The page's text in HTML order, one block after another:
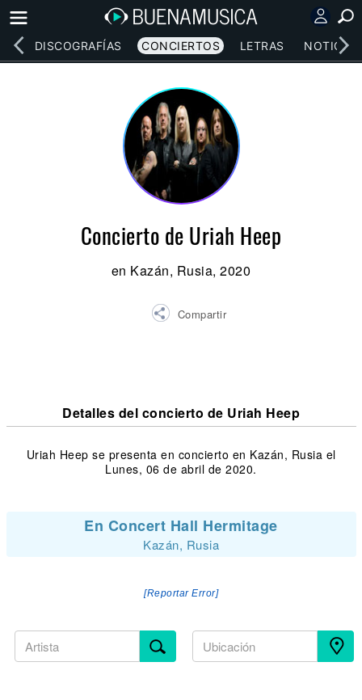
DISCOGRAFÍAS CONCIERTOS LETRAS NOTICIAS
Concierto de Uriah Heep
en Kazán, Rusia, 2020
Compartir
Detalles del concierto de Uriah Heep
Uriah Heep se presenta en concierto en Kazán, Rusia el
Lunes, 06 de abril de 2020.
En Concert Hall Hermitage
Kazán, Rusia
[Reportar Error]